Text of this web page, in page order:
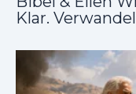
Klar.